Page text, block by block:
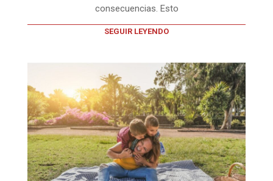
consecuencias. Esto
SEGUIR LEYENDO